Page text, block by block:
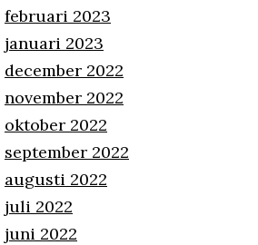
februari 2023
januari 2023
december 2022
november 2022
oktober 2022
september 2022
augusti 2022
juli 2022
juni 2022